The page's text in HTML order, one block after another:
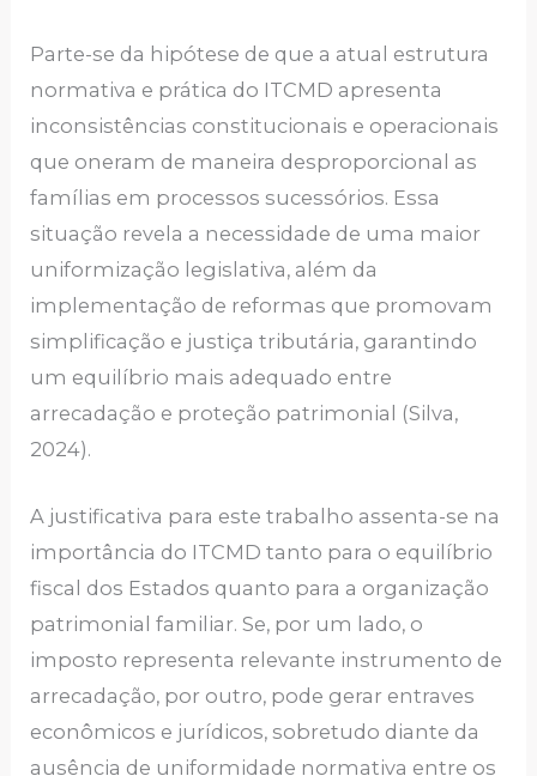
Parte-se da hipótese de que a atual estrutura
normativa e prática do ITCMD apresenta
inconsistências constitucionais e operacionais
que oneram de maneira desproporcional as
famílias em processos sucessórios. Essa
situação revela a necessidade de uma maior
uniformização legislativa, além da
implementação de reformas que promovam
simplificação e justiça tributária, garantindo
um equilíbrio mais adequado entre
arrecadação e proteção patrimonial (Silva,
2024).
A justificativa para este trabalho assenta-se na
importância do ITCMD tanto para o equilíbrio
fiscal dos Estados quanto para a organização
patrimonial familiar. Se, por um lado, o
imposto representa relevante instrumento de
arrecadação, por outro, pode gerar entraves
econômicos e jurídicos, sobretudo diante da
ausência de uniformidade normativa entre os